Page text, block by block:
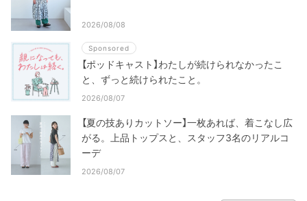
2026/08/08
Sponsored
【ポッドキャスト】わたしが続けられなかったこ
と、ずっと続けられたこと。
2026/08/07
【夏の技ありカットソー】一枚あれば、着こなし広
がる。上品トップスと、スタッフ3名のリアルコ
ーデ
2026/08/07